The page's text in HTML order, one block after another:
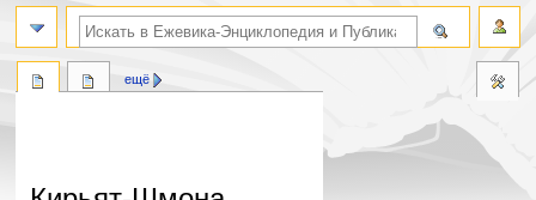
ещё
поиск по словам